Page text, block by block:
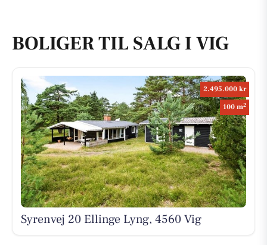
BOLIGER TIL SALG I VIG
2.495.000 kr
100 m2
Syrenvej 20 Ellinge Lyng, 4560 Vig